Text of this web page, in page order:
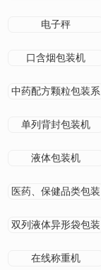
电子秤
口含烟包装机
中药配方颗粒包装系
单列背封包装机
液体包装机
医药、保健品类包装
双列液体异形袋包装
在线称重机